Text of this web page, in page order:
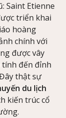
Saint Etienne
triển khai
hoàng
chính với
được vây
tính đến đỉnh
thật sự
du lịch
kiến trúc cổ